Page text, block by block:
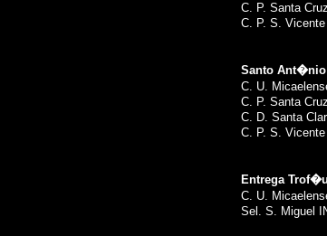
C. P. Santa Cruz
C. P. S. Vicente
Santo Ant�nio
C. U.
C. P. Santa Cruz
C. D. Santa
C. P. S. Vicente
Entrega
C. U.
Sel. S. Miguel